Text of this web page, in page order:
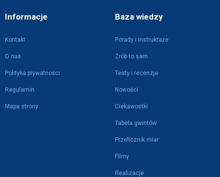
Informacje
Kontakt
O nas
Polityka prywatności
Regulamin
Mapa strony
Baza wiedzy
Porady i instruktaże
Zrób to sam
Testy i recenzje
Nowości
Ciekawostki
Tabela gwintów
Przelicznik miar
Filmy
Realizacje